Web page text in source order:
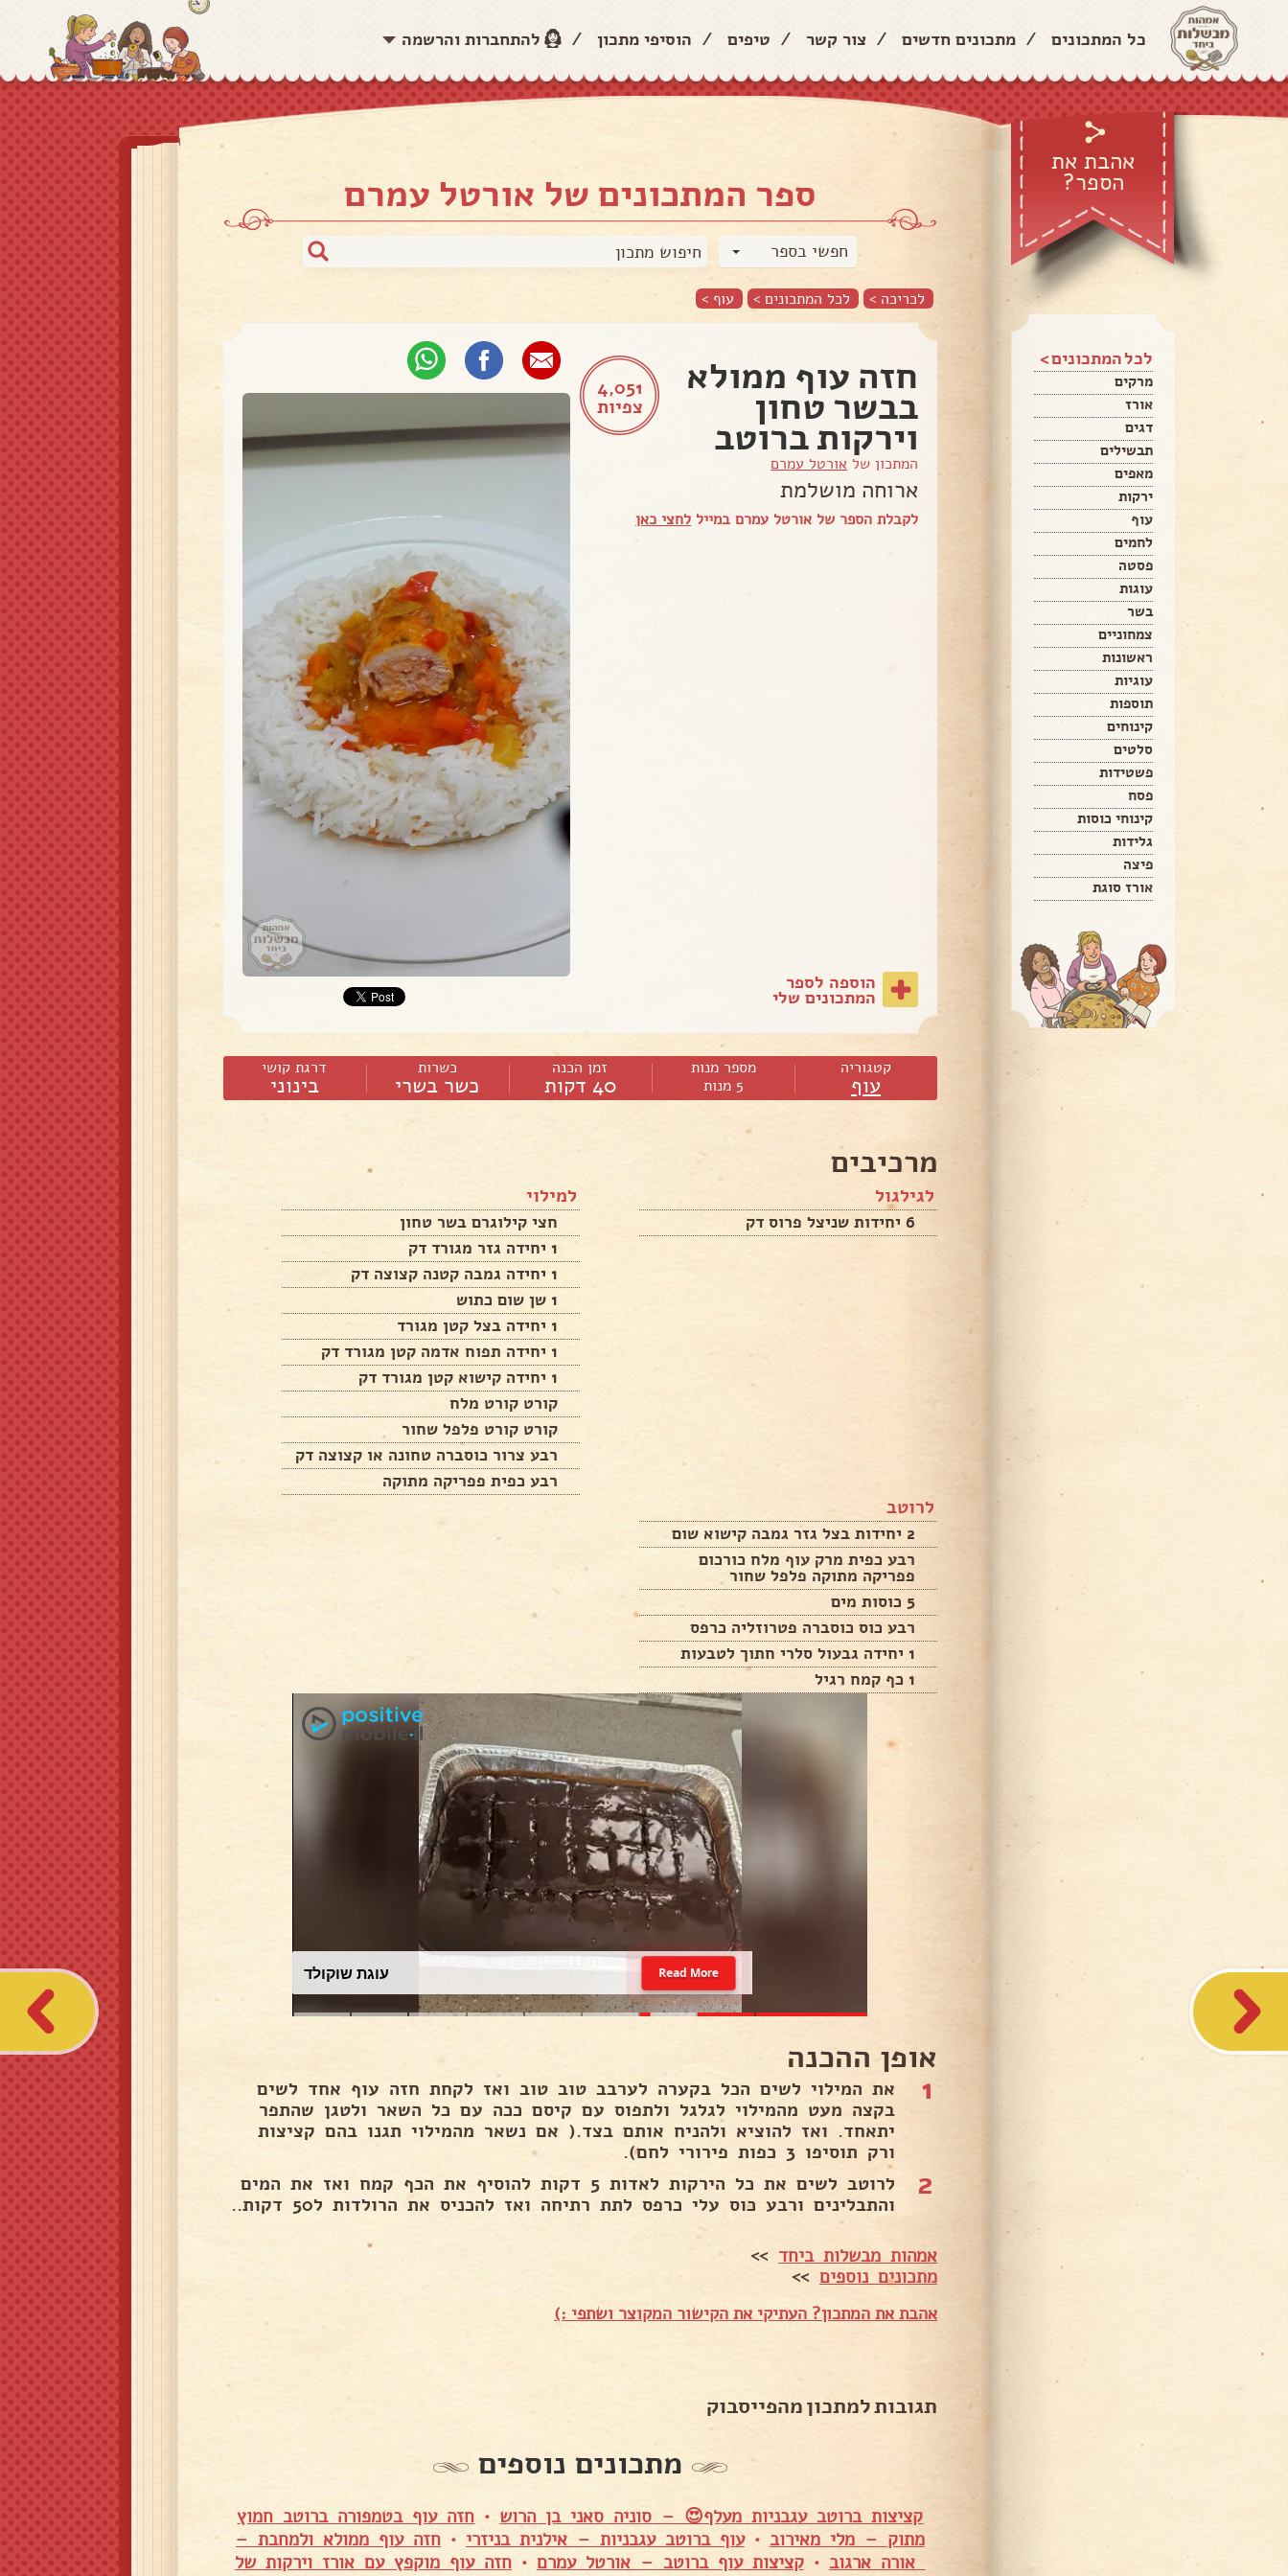
כל המתכונים / מתכונים חדשים / צור קשר / טיפים / הוסיפי מתכון / להתחברות והרשמה
אהבת את
הספר?
לכל המתכונים >
מרקים
אורז
דגים
תבשילים
מאפים
ירקות
עוף
לחמים
פסטה
עוגות
בשר
צמחוניים
ראשונות
עוגיות
תוספות
קינוחים
סלטים
פשטידות
פסח
קינוחי כוסות
גלידות
פיצה
אורז סוגת
ספר המתכונים של אורטל עמרם
חפשי בספר
לכריכה > לכל המתכונים > עוף >
4,051
צפיות
חזה עוף ממולא
בבשר טחון
וירקות ברוטב
המתכון של אורטל עמרם
ארוחה מושלמת
לקבלת הספר של אורטל עמרם במייל לחצי כאן
הוספה לספר
המתכונים שלי
קטגוריה
עוף
מספר מנות
5 מנות
זמן הכנה
40 דקות
כשרות
כשר בשרי
דרגת קושי
בינוני
מרכיבים
לגילגול
6 יחידות שניצל פרוס דק
למילוי
חצי קילוגרם בשר טחון
1 יחידה גזר מגורד דק
1 יחידה גמבה קטנה קצוצה דק
1 שן שום כתוש
1 יחידה בצל קטן מגורד
1 יחידה תפוח אדמה קטן מגורד דק
1 יחידה קישוא קטן מגורד דק
קורט קורט מלח
קורט קורט פלפל שחור
רבע צרור כוסברה טחונה או קצוצה דק
רבע כפית פפריקה מתוקה
לרוטב
2 יחידות בצל גזר גמבה קישוא שום
רבע כפית מרק עוף מלח כורכום
פפריקה מתוקה פלפל שחור
5 כוסות מים
רבע כוס כוסברה פטרוזליה כרפס
1 יחידה גבעול סלרי חתוך לטבעות
1 כף קמח רגיל
עוגת שוקולד Read More
אופן ההכנה
1
את המילוי לשים הכל בקערה לערבב טוב טוב ואז לקחת חזה עוף אחד לשים
בקצה מעט מהמילוי לגלגל ולתפוס עם קיסם ככה עם כל השאר ולטגן שהתפר
יתאחד. ואז להוציא ולהניח אותם בצד.( אם נשאר מהמילוי תגנו בהם קציצות
ורק תוסיפו 3 כפות פירורי לחם).
2
לרוטב לשים את כל הירקות לאדות 5 דקות להוסיף את הכף קמח ואז את המים
והתבלינים ורבע כוס עלי כרפס לתת רתיחה ואז להכניס את הרולדות ל50 דקות..
אמהות מבשלות ביחד>>
מתכונים נוספים>>
אהבת את המתכון? העתיקי את הקישור המקוצר ושתפי :)
תגובות למתכון מהפייסבוק
מתכונים נוספים
קציצות ברוטב עגבניות מעלף😍 – סוניה סאני בן הרוש•חזה עוף בטמפורה ברוטב חמוץ
מתוק – מלי מאירוב •עוף ברוטב עגבניות – אילנית בניזרי •חזה עוף ממולא ולמחבת –
אורה ארגוב•קציצות עוף ברוטב – אורטל עמרם•חזה עוף מוקפץ עם אורז וירקות של